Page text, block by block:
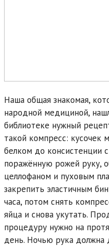
Наша общая знакомая,
народной медициной,
библиотеке нужный
такой компресс: кусочек
белком до консистенции
поражённую рожей руку,
целлофаном и пуховым
закрепить эластичным
часа, потом снять
яйца и снова укутать.
процедуру нужно на
день. Ночью рука должна